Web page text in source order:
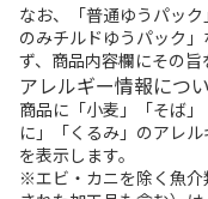
なお、「普通ゆうパッ
のみチルドゆうパック
ず、商品内容欄にその旨
アレルギー情報につ
商品に「小麦」「そば
に」「くるみ」のアレ
を表示します。
※エビ・カニを除く魚